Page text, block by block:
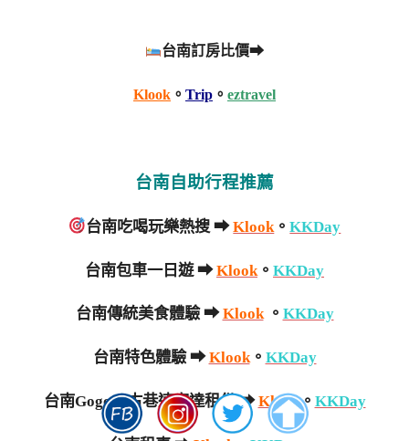
台南訂房比價➡
Klook 。 Trip 。 eztravel
台南自助行程推薦
台南吃喝玩樂熱搜 ➡Klook。KKDay
台南包車一日遊 ➡Klook 。 KKDay
台南傳統美食體驗 ➡Klook。 KKDay
台南特色體驗 ➡Klook。 KKDay
台南Gogoro古巷速客達租借 ➡Klook。 KKDay